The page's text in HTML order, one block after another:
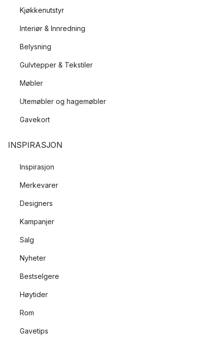
Kjøkkenutstyr
Interiør & Innredning
Belysning
Gulvtepper & Tekstiler
Møbler
Utemøbler og hagemøbler
Gavekort
INSPIRASJON
Inspirasjon
Merkevarer
Designers
Kampanjer
Salg
Nyheter
Bestselgere
Høytider
Rom
Gavetips